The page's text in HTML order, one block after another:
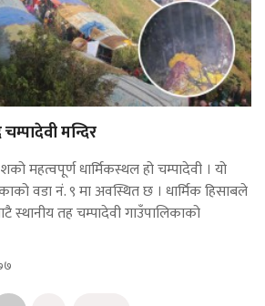
मन्दिर
महत्वपूर्ण धार्मिकस्थल हो चम्पादेवी । यो
वडा नं. ९ मा अवस्थित छ । धार्मिक हिसाबले
स्थानीय तह चम्पादेवी गाउँपालिकाको